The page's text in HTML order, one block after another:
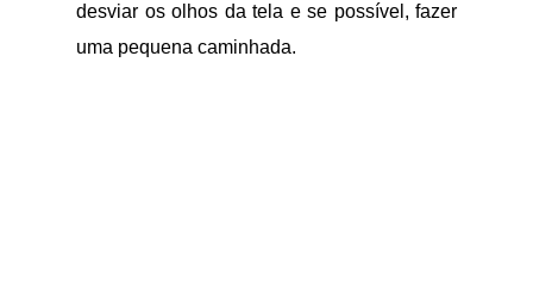
desviar os olhos da tela e se possível, fazer
uma pequena caminhada.